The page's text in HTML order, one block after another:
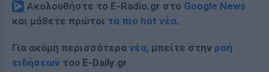
Ακολουθήστε το E-Radio.gr στο Google News
και μάθετε πρώτοι τα πιο hot νέα.
Για ακόμη περισσότερα νέα, μπείτε στην ροή
ειδήσεων του E-Daily.gr